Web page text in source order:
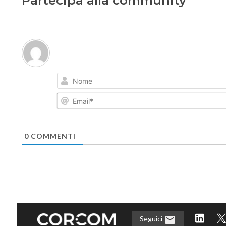
0COMMENTI
Seguici